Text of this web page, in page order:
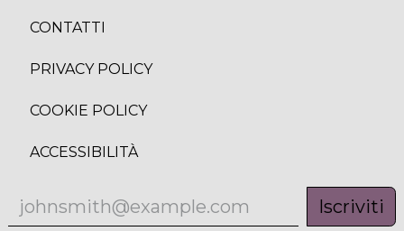
CONTATTI
PRIVACY POLICY
COOKIE POLICY
ACCESSIBILITÀ
Iscriviti